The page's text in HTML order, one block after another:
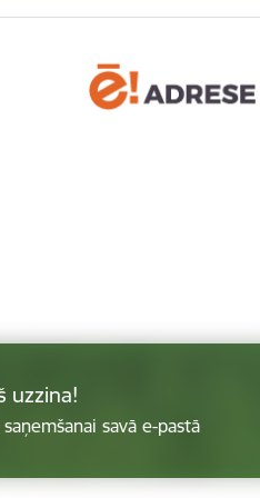
uzzina!
savā e-pastā